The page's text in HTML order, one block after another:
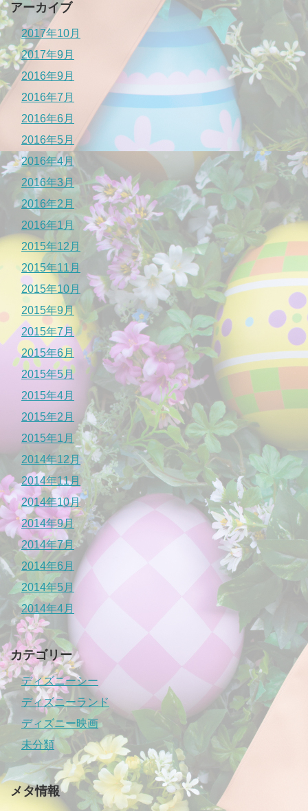
アーカイブ
2017年10月
2017年9月
2016年9月
2016年7月
2016年6月
2016年5月
2016年4月
2016年3月
2016年2月
2016年1月
2015年12月
2015年11月
2015年10月
2015年9月
2015年7月
2015年6月
2015年5月
2015年4月
2015年2月
2015年1月
2014年12月
2014年11月
2014年10月
2014年9月
2014年7月
2014年6月
2014年5月
2014年4月
カテゴリー
ディズニーシー
ディズニーランド
ディズニー映画
未分類
メタ情報